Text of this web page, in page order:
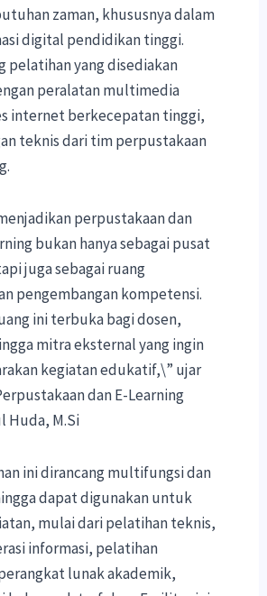
zaman, khususnya dalam
digital pendidikan tinggi.
pelatihan yang disediakan
peralatan multimedia
internet berkecepatan tinggi,
teknis dari tim perpustakaan
perpustakaan dan
bukan hanya sebagai pusat
juga sebagai ruang
pengembangan kompetensi.
ini terbuka bagi dosen,
mitra eksternal yang ingin
kegiatan edukatif,\” ujar
dan E-Learning
Huda, M.Si
ini dirancang multifungsi dan
dapat digunakan untuk
mulai dari pelatihan teknis,
informasi, pelatihan
lunak akademik,